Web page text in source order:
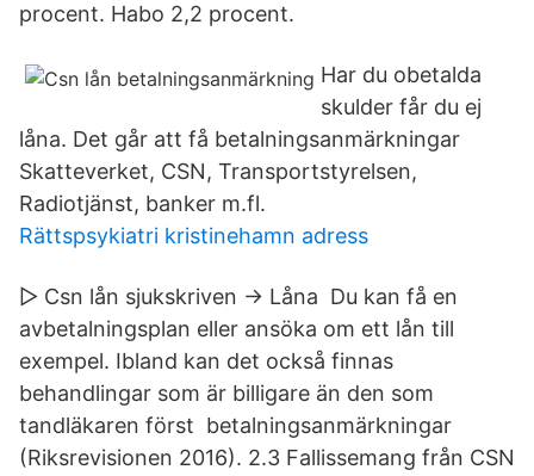
procent. Habo 2,2 procent.
Har du obetalda
skulder får du ej
låna. Det går att få betalningsanmärkningar
Skatteverket, CSN, Transportstyrelsen,
Radiotjänst, banker m.fl.
Rättspsykiatri kristinehamn adress
▷ Csn lån sjukskriven -> Låna Du kan få en
avbetalningsplan eller ansöka om ett lån till
exempel. Ibland kan det också finnas
behandlingar som är billigare än den som
tandläkaren först betalningsanmärkningar
(Riksrevisionen 2016). 2.3 Fallissemang från CSN